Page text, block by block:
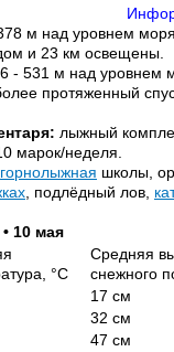
м над уровнем
и 23 км освещены.
- 531 м над уровнем
протяженный
лыжный
марок/неделя.
горнолыжная школы,
, подлёдный лов,
• 10 мая
°С
Средняя
снежного
17 см
32 см
47 см